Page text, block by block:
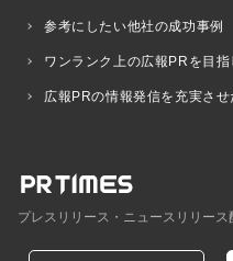
参考にしたい他社の成功事例
ワンランク上の広報PRを目
広報PRの情報発信を充実させ
プレスリリース・ニュースリリー